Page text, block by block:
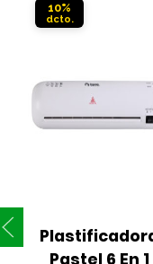
10%
Pastel 6 En 1